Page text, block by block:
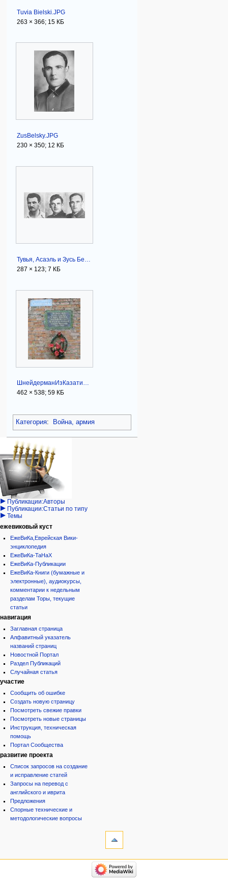
Tuvia Bielski.JPG
263 × 366; 15 КБ
ZusBelsky.JPG
230 × 350; 12 КБ
Тувья, Асаэль и Зусь Бельские.JPG
287 × 123; 7 КБ
ШнейдерманИзКазатина.JPG
462 × 538; 59 КБ
Категория: Война, армия
Навигация
персональные инструменты
войти
запрос
учётной
записи
категории
Израиль:Страна и
государство
Иудаизм
Народ
Проекты
Проекты/Участники/
дополнения
Публикации:Авторы
Публикации:Статьи по типу
Темы
ежевиковый куст
ЕжеВиКа,Еврейская Вики-
энциклопедия
ЕжеВиКа-ТаНаХ
ЕжеВиКа-Публикации
ЕжеВиКа-Книги (бумажные и
электронные), аудиокурсы,
комментарии к недельным
разделам Торы, текущие
статьи
навигация
Заглавная страница
Алфавитный указатель
названий страниц
Новостной Портал
Раздел Публикаций
Случайная статья
участие
Сообщить об ошибке
Создать новую страницу
Посмотреть свежие правки
Посмотреть новые страницы
Инструкция, техническая
помощь
Портал Сообщества
развитие проекта
Список запросов на создание
и исправление статей
Запросы на перевод с
английского и иврита
Предложения
Спорные технические и
методологические вопросы
категории